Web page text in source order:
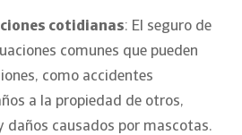
cotidianas: El seguro de
comunes que pueden
como accidentes
a la propiedad de otros,
daños causados por mascotas.